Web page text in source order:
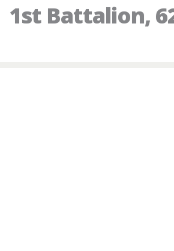
1st Battalion,